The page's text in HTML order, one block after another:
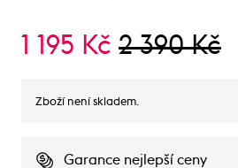
1 195 Kč 2 390 Kč
Zboží není skladem.
Garance nejlepší ceny